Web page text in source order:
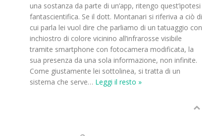
una sostanza da parte di un’app, ritengo quest’ipotesi
fantascientifica. Se il dott. Montanari si riferiva a ciò di
cui parla lei vuol dire che parliamo di un tatuaggio con
inchiostro di colore vicinino all’infrarosse visibile
tramite smartphone con fotocamera modificata, la
sua presenza da una sola informazione, non infinite.
Come giustamente lei sottolinea, si tratta di un
sistema che serve… Leggi il resto »